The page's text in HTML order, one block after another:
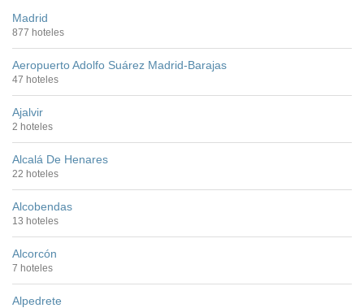
Madrid
877 hoteles
Aeropuerto Adolfo Suárez Madrid-Barajas
47 hoteles
Ajalvir
2 hoteles
Alcalá De Henares
22 hoteles
Alcobendas
13 hoteles
Alcorcón
7 hoteles
Alpedrete